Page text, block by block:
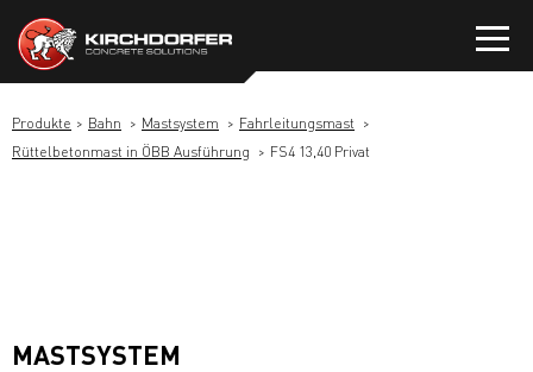
Inhalt
springen
Produkte Bahn Mastsystem
Fahrleitungsmast
Rüttelbetonmast in ÖBB Ausführung
FS4 13,40 Privat
MASTSYSTEM